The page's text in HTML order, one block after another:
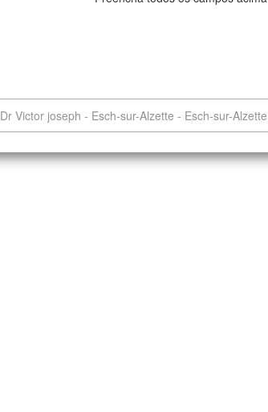
Dr Victor joseph - Esch-sur-Alzette - Esch-sur-Alzette